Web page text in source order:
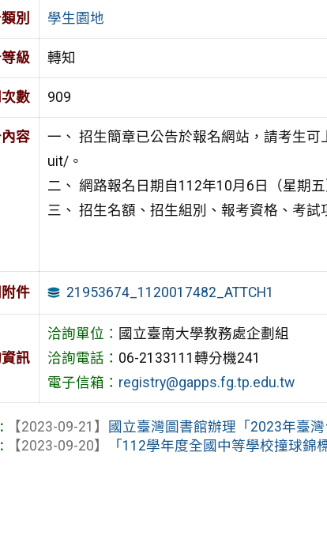
別 學生園地
級 轉知
數 909
容 一、 招生簡章已公告於報名網站，請考生可
uit/。
二、 網路報名日期自112年10月6日（星期
三、 招生名額、招生組別、報考資格、考試
件 21953674_1120017482_ATTCH1
訊
洽詢單位： 國立臺南大學教務處企劃組
洽詢電話： 06-2133111轉分機241
電子信箱： registry@gapps.fg.tp.edu.tw
【2023-09-21】 國立臺灣圖書館辦理「2023年臺
【2023-09-20】
「112學年度全國中等學校撞球錦